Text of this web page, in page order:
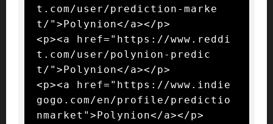
t.com/user/prediction-marke
t/">Polynion</a></p>
<p><a href="https://www.reddi
t.com/user/polynion-predic
t/">Polynion</a></p>
<p><a href="https://www.indie
gogo.com/en/profile/predictio
nmarket">Polynion</a></p>